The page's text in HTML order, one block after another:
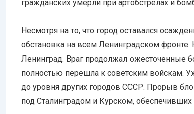
гражданских умерли при артобстрелах и
Несмотря на то, что город оставался
обстановка на всем Ленинградском фронте.
Ленинград. Враг продолжал ожесточенные
полностью перешла к советским войскам.
до уровня других городов СССР. Прорыв
под Сталинградом и Курском,